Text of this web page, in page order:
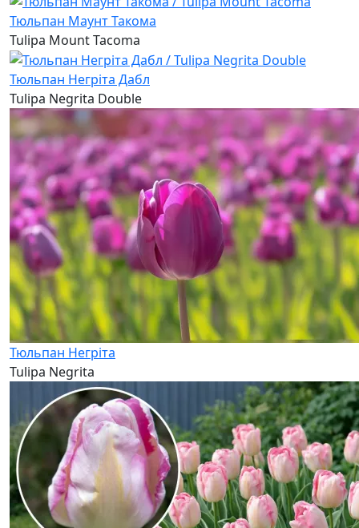
Тюльпан Маунт Такома
Tulipa Mount Tacoma
Тюльпан Негріта Дабл
Tulipa Negrita Double
Тюльпан Негріта
Tulipa Negrita